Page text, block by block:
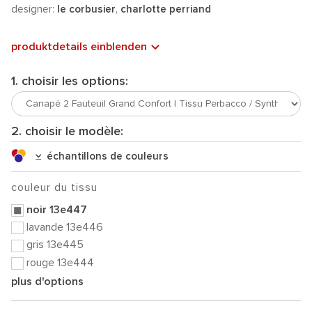
designer:
le corbusier, charlotte perriand
produktdetails einblenden
1. choisir les options:
2. choisir le modèle:
échantillons de couleurs
couleur du tissu
noir 13e447
lavande 13e446
gris 13e445
rouge 13e444
plus d'options